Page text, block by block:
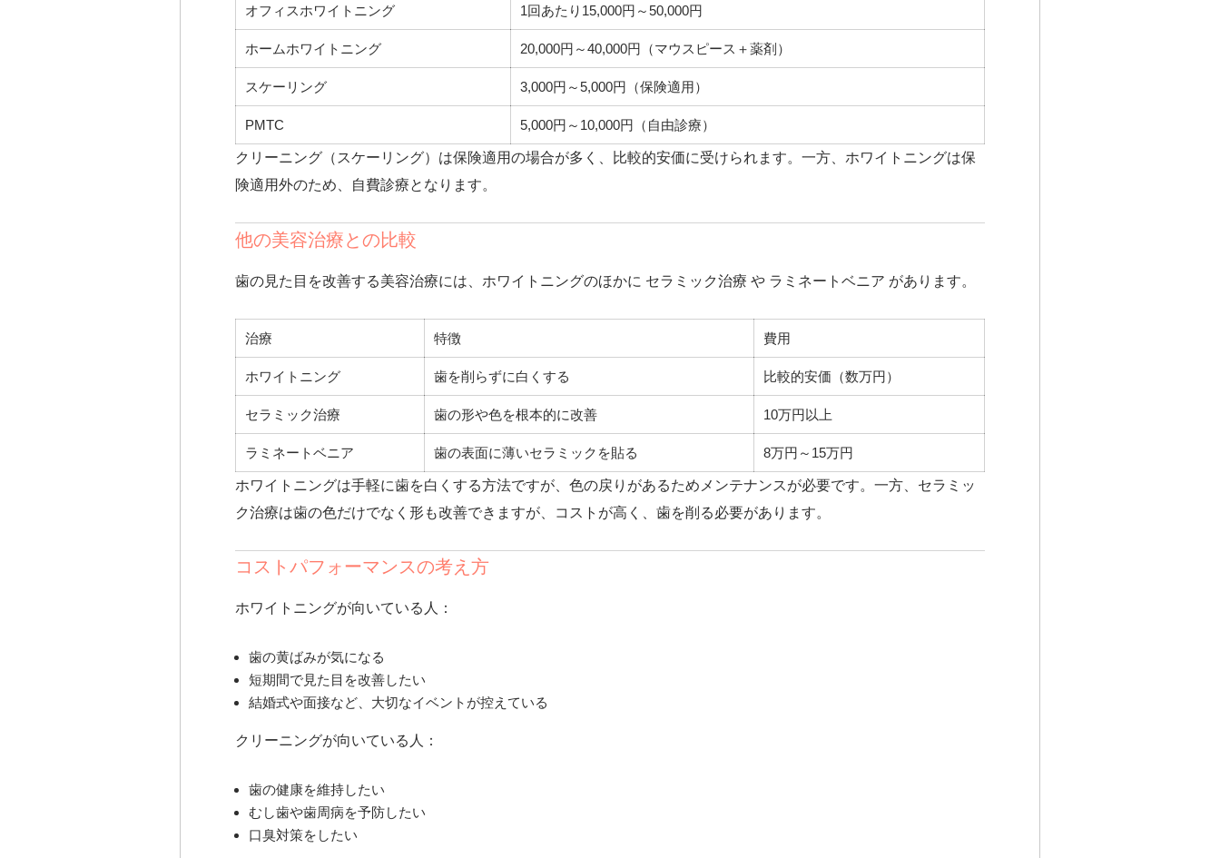
オフィスホワイトニング 1回あたり15,000円～50,000円
ホームホワイトニング 20,000円～40,000円（マウスピース＋薬剤）
スケーリング 3,000円～5,000円（保険適用）
PMTC 5,000円～10,000円（自由診療）
クリーニング（スケーリング）は保険適用の場合が多く、比較的安価に受けられます。一方、ホワイトニングは保
険適用外のため、自費診療となります。
他の美容治療との比較
歯の見た目を改善する美容治療には、ホワイトニングのほかに セラミック治療 や ラミネートベニア があります。
治療 特徴 費用
ホワイトニング 歯を削らずに白くする 比較的安価（数万円）
セラミック治療 歯の形や色を根本的に改善 10万円以上
ラミネートベニア 歯の表面に薄いセラミックを貼る 8万円～15万円
ホワイトニングは手軽に歯を白くする方法ですが、色の戻りがあるためメンテナンスが必要です。一方、セラミッ
ク治療は歯の色だけでなく形も改善できますが、コストが高く、歯を削る必要があります。
コストパフォーマンスの考え方
ホワイトニングが向いている人：
歯の黄ばみが気になる
短期間で見た目を改善したい
結婚式や面接など、大切なイベントが控えている
クリーニングが向いている人：
歯の健康を維持したい
むし歯や歯周病を予防したい
口臭対策をしたい